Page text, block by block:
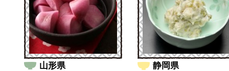
山形県 静岡県